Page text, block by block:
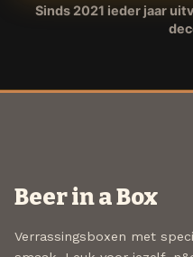
Sinds 2021 ieder jaar
Beer in a Box
Verrassingsboxen met